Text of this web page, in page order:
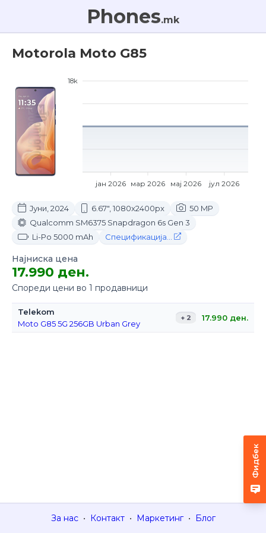
Фидбек
Phones.mk
Motorola Moto G85
Јуни, 2024 6.67", 1080x2400px
50 MP
Qualcomm SM6375 Snapdragon 6s Gen 3
Li-Po 5000 mAh
Спецификација...
Најниска цена
17.990 ден.
Спореди цени во 1 продавници
18k
јан 2026 мар 2026 мај 2026 јул 2026
Telekom
Moto G85 5G 256GB Urban Grey
+ 2 17.990 ден.
За нас• Контакт• Маркетинг• Блог